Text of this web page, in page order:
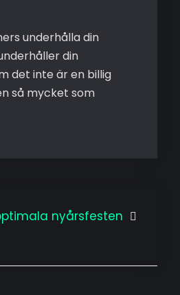
underhålla din
din
det inte är en billig
så mycket som
nyårsfesten